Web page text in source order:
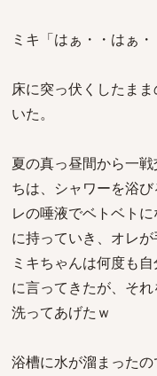
ミキ「はぁ・・はぁ
床に突っ伏くしたま
いた。
夏の真っ昼間から一
ちは、シャワーを浴
レの唾液でベトベト
に持っていき、オレが
ミキちゃんは何度も
に言ってきたが、そ
洗ってあげたｗ
浴槽に水が溜まった